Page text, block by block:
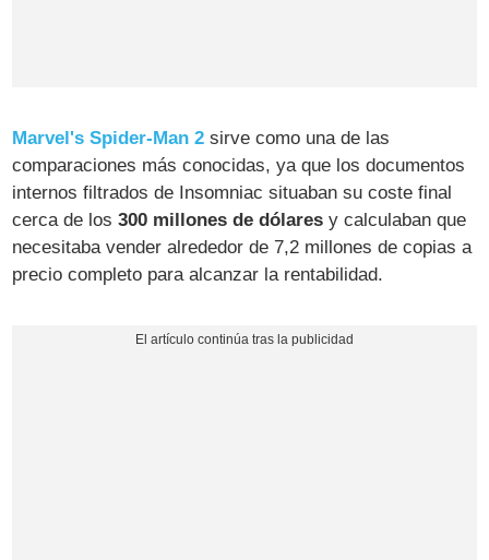
Marvel's Spider-Man 2 sirve como una de las
comparaciones más conocidas, ya que los documentos
internos filtrados de Insomniac situaban su coste final
cerca de los300 millones de dólares y calculaban que
necesitaba vender alrededor de 7,2 millones de copias a
precio completo para alcanzar la rentabilidad.